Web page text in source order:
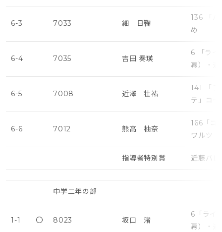
6-3 7033 細 日鞠
136 「パ
め
6-4 7035 吉田 奏瑛
6 「ライ
幕）・遅
6-5 7008 近澤 壮祐
141 「ラ
テ」コ
6-6 7012 熊高 柚奈
166「コ
ワルツ
指導者特別賞 近藤バ
中学二年の部
1-1 〇 8023 坂口 渚
6「ライ
幕）・遅